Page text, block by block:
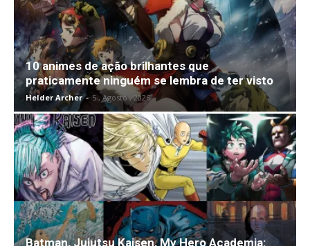
10 animes de ação brilhantes que
praticamente ninguém se lembra de ter visto
Helder Archer - 5 , Agosto , 2026
Batman, Jujutsu Kaisen, My Hero Academia: